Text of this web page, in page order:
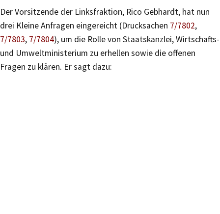
Der Vorsitzende der Linksfraktion, Rico Gebhardt, hat nun
drei Kleine Anfragen eingereicht (Drucksachen 7/7802,
7/7803, 7/7804), um die Rolle von Staatskanzlei, Wirtschafts-
und Umweltministerium zu erhellen sowie die offenen
Fragen zu klären. Er sagt dazu: